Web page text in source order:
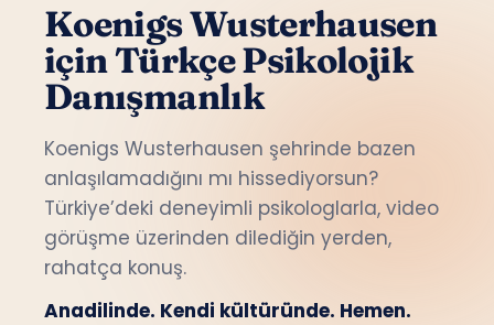
Koenigs Wusterhausen
için Türkçe Psikolojik
Danışmanlık
Koenigs Wusterhausen şehrinde bazen
anlaşılamadığını mı hissediyorsun?
Türkiye’deki deneyimli psikologlarla, video
görüşme üzerinden dilediğin yerden,
rahatça konuş.
Anadilinde. Kendi kültüründe. Hemen.